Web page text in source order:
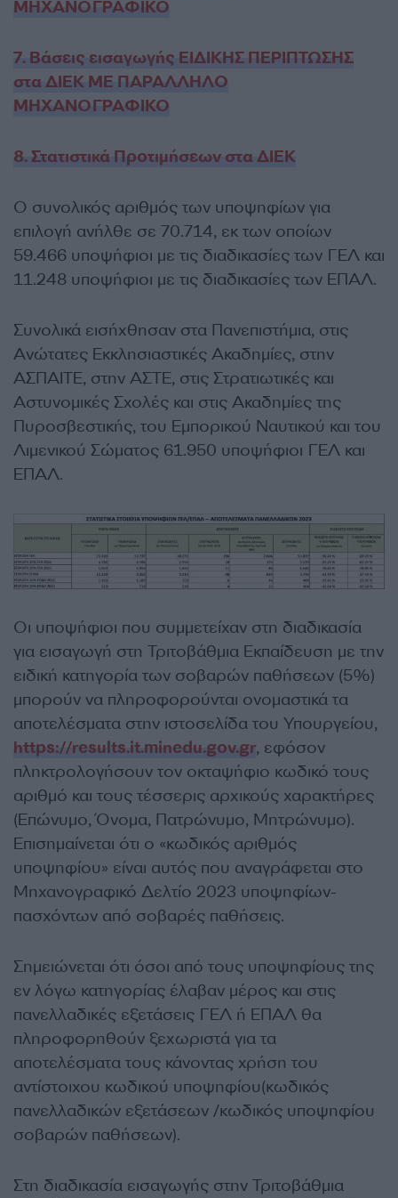
ΜΗΧΑΝΟΓΡΑΦΙΚΟ
7. Βάσεις εισαγωγής ΕΙΔΙΚΗΣ ΠΕΡΙΠΤΩΣΗΣ
στα ΔΙΕΚ ΜΕ ΠΑΡΑΛΛΗΛΟ
ΜΗΧΑΝΟΓΡΑΦΙΚΟ
8. Στατιστικά Προτιμήσεων στα ΔΙΕΚ
O συνολικός αριθμός των υποψηφίων για
επιλογή ανήλθε σε 70.714, εκ των οποίων
59.466 υποψήφιοι με τις διαδικασίες των ΓΕΛ και
11.248 υποψήφιοι με τις διαδικασίες των ΕΠΑΛ.
Συνολικά εισήχθησαν στα Πανεπιστήμια, στις
Ανώτατες Εκκλησιαστικές Ακαδημίες, στην
ΑΣΠΑΙΤΕ, στην ΑΣΤΕ, στις Στρατιωτικές και
Αστυνομικές Σχολές και στις Ακαδημίες της
Πυροσβεστικής, του Εμπορικού Ναυτικού και του
Λιμενικού Σώματος 61.950 υποψήφιοι ΓΕΛ και
ΕΠΑΛ.
Οι υποψήφιοι που συμμετείχαν στη διαδικασία
για εισαγωγή στη Τριτοβάθμια Εκπαίδευση με την
ειδική κατηγορία των σοβαρών παθήσεων (5%)
μπορούν να πληροφορούνται ονομαστικά τα
αποτελέσματα στην ιστοσελίδα του Υπουργείου,
https://results.it.minedu.gov.gr, εφόσον
πληκτρολογήσουν τον οκταψήφιο κωδικό τους
αριθμό και τους τέσσερις αρχικούς χαρακτήρες
(Επώνυμο, Όνομα, Πατρώνυμο, Μητρώνυμο).
Επισημαίνεται ότι ο «κωδικός αριθμός
υποψηφίου» είναι αυτός που αναγράφεται στο
Μηχανογραφικό Δελτίο 2023 υποψηφίων-
πασχόντων από σοβαρές παθήσεις.
Σημειώνεται ότι όσοι από τους υποψηφίους της
εν λόγω κατηγορίας έλαβαν μέρος και στις
πανελλαδικές εξετάσεις ΓΕΛ ή ΕΠΑΛ θα
πληροφορηθούν ξεχωριστά για τα
αποτελέσματα τους κάνοντας χρήση του
αντίστοιχου κωδικού υποψηφίου(κωδικός
πανελλαδικών εξετάσεων /κωδικός υποψηφίου
σοβαρών παθήσεων).
Στη διαδικασία εισαγωγής στην Τριτοβάθμια